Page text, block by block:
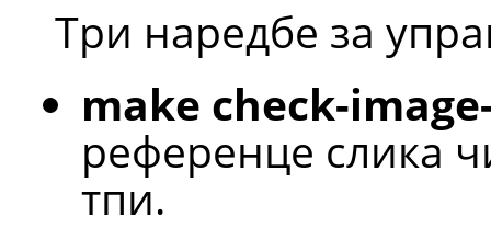
Три наредбе за
make check-
референце слика
тпи.